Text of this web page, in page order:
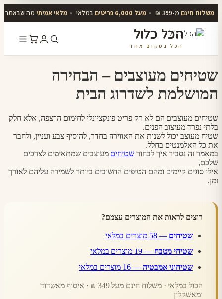
משלוח חינם מ-399 ₪ • מעל 6,000 פריטים במלאי • מלאי אמיתי מה שבאתר
הכל כלול
הכל במקום אחד
שטיחים מעוצבים – הבחירה
המושלמת לשדרוג הבית
שטיחים מעוצבים הם לא רק פריט פונקציונלי לחימום הרצפה, אלא חלק
בלתי נפרד מעיצוב הפנים.
שטיח מעוצב יכול לשנות את האווירה בחדר, להוסיף צבע ועניין, ולחבר
את כל האלמנטים בחלל.
במאמר זה נסביר איך לבחור שטיחים מעוצבים שמתאימים לצרכים
שלכם,
אילו סוגים קיימים ומהם הטיפים החשובים ביותר לשמירה עליהם לאורך
זמן.
רוצים לראות את המוצרים עצמם?
שטיחים — 58 מוצרים במלאי
שטיחי מטבח — 19 מוצרים במלאי
שטיחוני אמבטיה — 16 מוצרים במלאי
הכול במלאי · משלוח חינם מעל 349 ₪ · איסוף מאשדוד
ומאשקלון